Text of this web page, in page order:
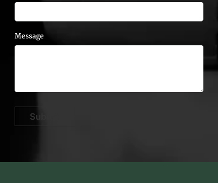
Message
Submit